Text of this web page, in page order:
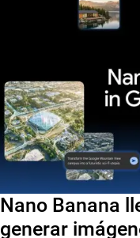
Nano Banana
generar